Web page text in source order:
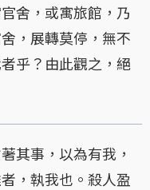
舍，或寓旅館，乃
，展轉莫停，無不
乎？由此觀之，絕
事，以為有我，
，執我也。殺人盈